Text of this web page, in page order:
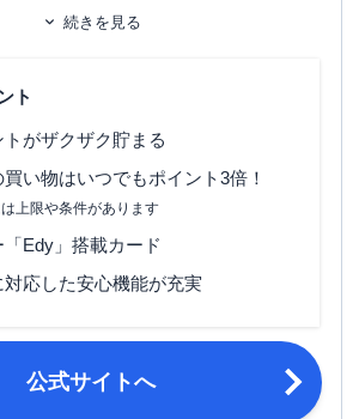
家族カード
） 0.5％
海外旅行傷害保険
締め日：毎月末日・支払日：翌月27日
（金融機関が休業日の場合は翌営業
日）
続きを見る
ト
がザクザク貯まる
い物はいつでもポイント3倍！
上限や条件があります
Edy」搭載カード
対応した安心機能が充実
公式サイトへ